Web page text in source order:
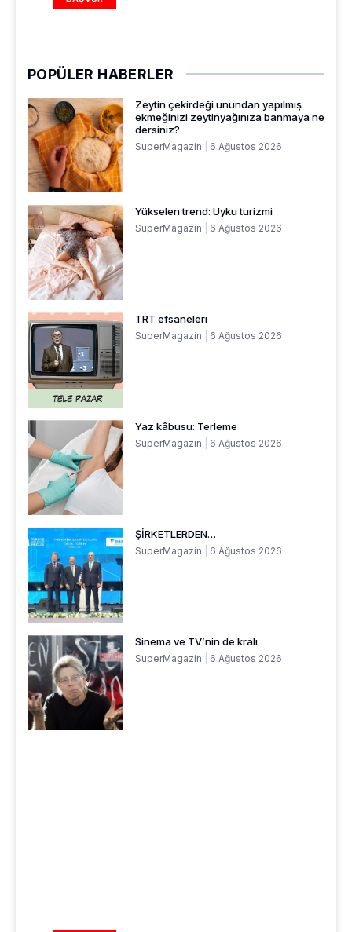
POPÜLER HABERLER
Zeytin çekirdeği unundan yapılmış
ekmeğinizi zeytinyağınıza banmaya ne
dersiniz?
SuperMagazin 6 Ağustos 2026
Yükselen trend: Uyku turizmi
SuperMagazin 6 Ağustos 2026
TRT efsaneleri
SuperMagazin 6 Ağustos 2026
Yaz kâbusu: Terleme
SuperMagazin 6 Ağustos 2026
ŞİRKETLERDEN…
SuperMagazin 6 Ağustos 2026
Sinema ve TV’nin de kralı
SuperMagazin 6 Ağustos 2026